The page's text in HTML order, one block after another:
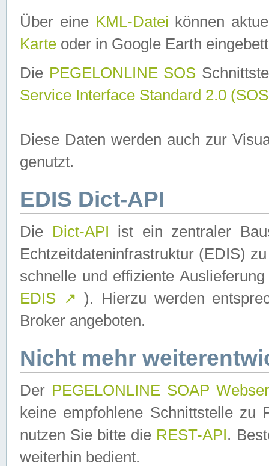
Über eine KML-Datei können
Karte oder in Google Earth
Die PEGELONLINE SOS
Service Interface Standard 2.0
Diese Daten werden auch zur
genutzt.
EDIS Dict-API
Die Dict-API ist ein zentraler
Echtzeitdateninfrastruktur (EDIS)
schnelle und effiziente
EDIS ↗ ). Hierzu werden
Broker angeboten.
Nicht mehr
Der PEGELONLINE SOAP
keine empfohlene Schnittstelle zu
nutzen Sie bitte die REST-API.
weiterhin bedient.